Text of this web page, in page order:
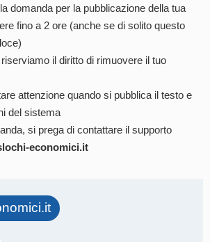
domanda per la pubblicazione della tua
fino a 2 ore (anche se di solito questo
il diritto di rimuovere il tuo
attenzione quando si pubblica il testo e
del sistema
si prega di contattare il supporto
economici.it